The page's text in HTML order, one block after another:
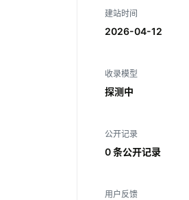
建站时间
2026-04-12
收录模型
探测中
公开记录
0 条公开记录
用户反馈